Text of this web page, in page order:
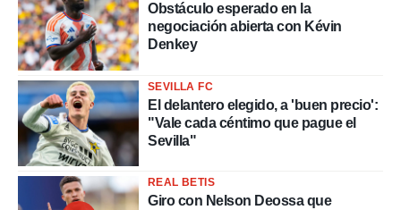
Obstáculo esperado en la
negociación abierta con Kévin
Denkey
SEVILLA FC
El delantero elegido, a 'buen precio':
"Vale cada céntimo que pague el
Sevilla"
REAL BETIS
Giro con Nelson Deossa que